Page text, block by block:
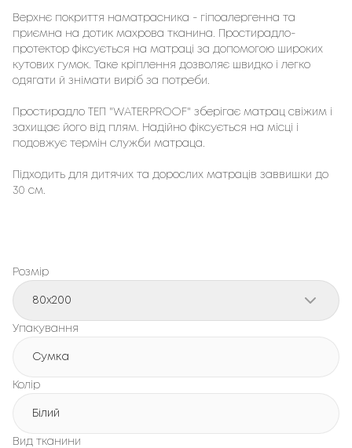
Верхнє покриття наматрасника - гіпоалергенна та
приємна на дотик махрова тканина. Простирадло-
протектор фіксується на матраці за допомогою широких
кутових гумок. Таке кріплення дозволяє швидко і легко
одягати й знімати виріб за потреби.
Простирадло ТЕП "WATERPROOF" зберігає матрац свіжим і
захищає його від плям. Надійно фіксується на місці і
подовжує термін служби матраца.
Підходить для дитячих та дорослих матраців заввишки до
30 см.
Розмір
80x200
Упакування
Сумка
Колір
Білий
Вид тканини